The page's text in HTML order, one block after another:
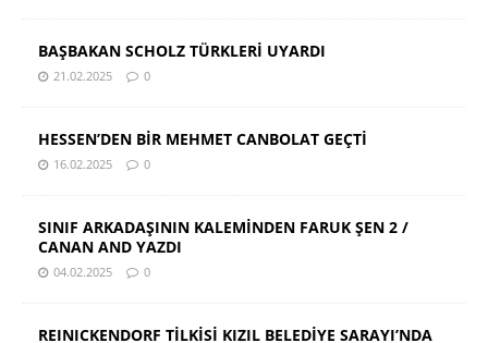
BAŞBAKAN SCHOLZ TÜRKLERİ UYARDI
21.02.2025 0
HESSEN’DEN BİR MEHMET CANBOLAT GEÇTİ
16.02.2025 0
SINIF ARKADAŞININ KALEMİNDEN FARUK ŞEN 2 /
CANAN AND YAZDI
04.02.2025 0
REINICKENDORF TİLKİSİ KIZIL BELEDİYE SARAYI’NDA